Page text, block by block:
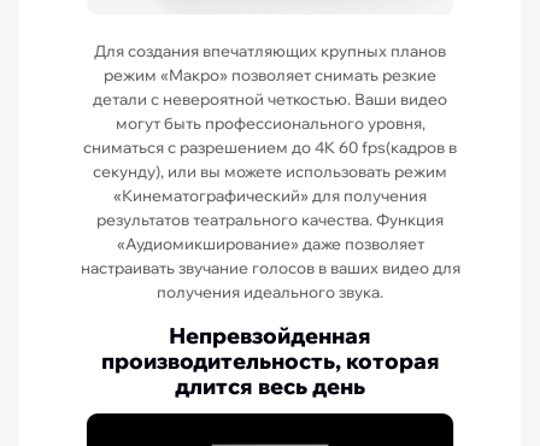
Для создания впечатляющих крупных планов
режим «Макро» позволяет снимать резкие
детали с невероятной четкостью. Ваши видео
могут быть профессионального уровня,
сниматься с разрешением до 4K 60 fps(кадров в
секунду), или вы можете использовать режим
«Кинематографический» для получения
результатов театрального качества. Функция
«Аудиомикширование» даже позволяет
настраивать звучание голосов в ваших видео для
получения идеального звука.
Непревзойденная
производительность, которая
длится весь день